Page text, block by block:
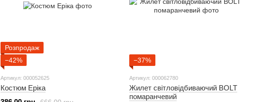
Розпродаж
−42%
Артикул: 000052625
Костюм Еріка
−37%
Артикул: 000062780
Жилет світловідбиваючий BOLT
помаранчевий